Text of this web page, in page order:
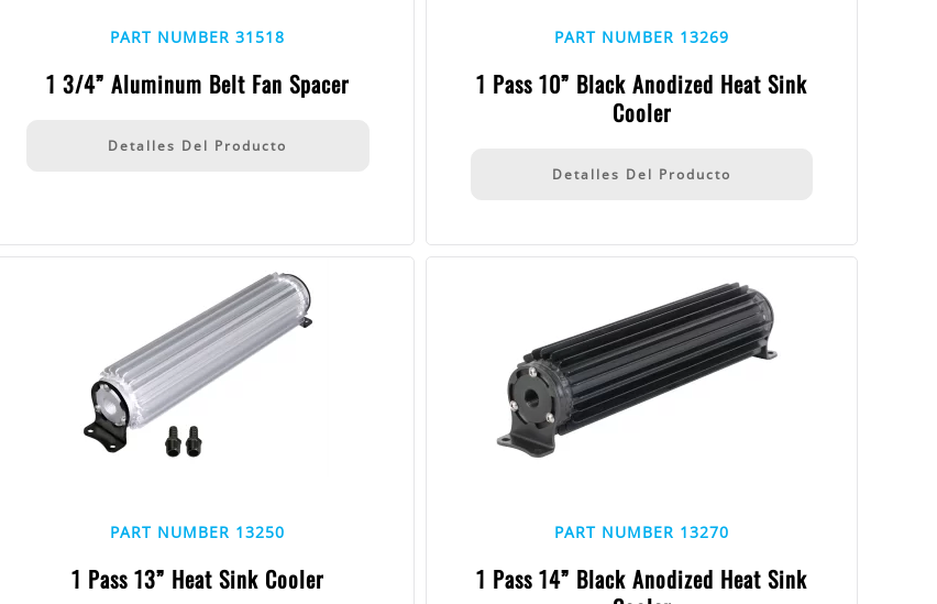
PART NUMBER 31518
1 3/4” Aluminum Belt Fan Spacer
Detalles Del Producto
PART NUMBER 13269
1 Pass 10” Black Anodized Heat Sink
Cooler
Detalles Del Producto
PART NUMBER 13250
1 Pass 13” Heat Sink Cooler
PART NUMBER 13270
1 Pass 14” Black Anodized Heat Sink